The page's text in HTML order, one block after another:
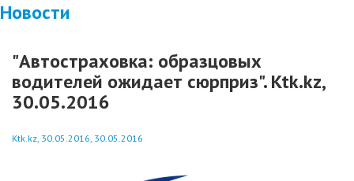
Новости
"Автостраховка: образцовых
водителей ожидает сюрприз". Ktk.kz,
30.05.2016
Ktk.kz, 30.05.2016, 30.05.2016